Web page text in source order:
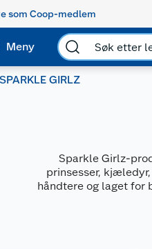
som Coop-medlem
Meny
SPARKLE GIRLZ
Sparkle Girlz-
prinsesser,
håndtere og laget for